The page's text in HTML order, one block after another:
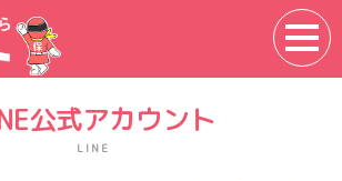
公式アカウント
LINE